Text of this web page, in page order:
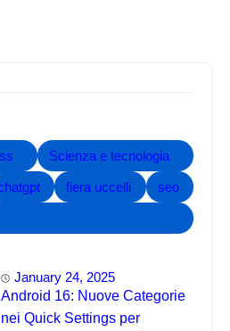
Scienza e tecnologia
fiera uccelli seo
January 24, 2025
Android 16: Nuove Categorie
nei Quick Settings per